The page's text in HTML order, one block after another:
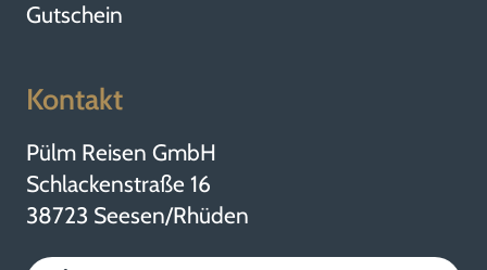
Gutschein
Kontakt
Pülm Reisen GmbH
Schlackenstraße 16
38723 Seesen/Rhüden